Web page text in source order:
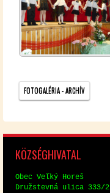
FO­TO­GA­LÉ­RIA - AR­CHÍV
KÖZ­SÉG­HI­VA­TAL
Obec Veľký Horeš
Družstev­ná uli­ca 333/2